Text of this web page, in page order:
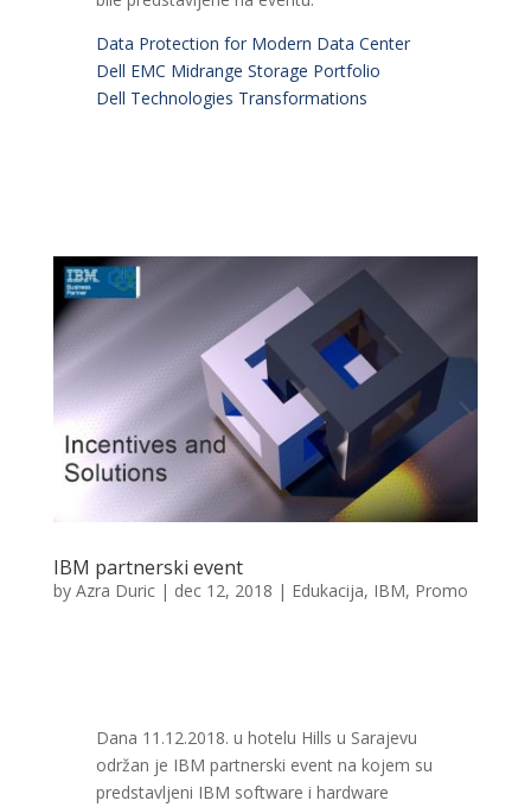
Data Protection for Modern Data Center
Dell EMC Midrange Storage Portfolio
Dell Technologies Transformations
IBM partnerski event
by Azra Duric| dec 12, 2018 | Edukacija, IBM, Promo
Dana 11.12.2018. u hotelu Hills u Sarajevu
održan je IBM partnerski event na kojem su
predstavljeni IBM software i hardware